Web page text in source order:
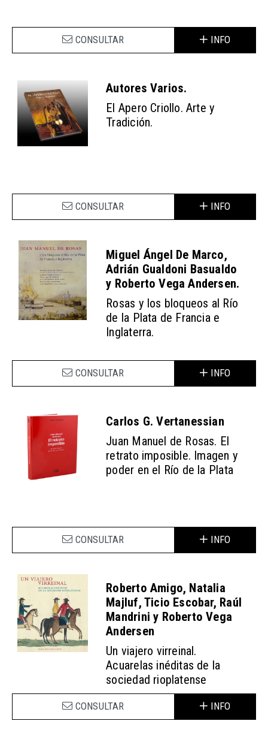
CONSULTAR INFO
Autores Varios.
El Apero Criollo. Arte y
Tradición.
CONSULTAR INFO
Miguel Ángel De Marco,
Adrián Gualdoni Basualdo
y Roberto Vega Andersen.
Rosas y los bloqueos al Río
de la Plata de Francia e
Inglaterra.
CONSULTAR INFO
Carlos G. Vertanessian
Juan Manuel de Rosas. El
retrato imposible. Imagen y
poder en el Río de la Plata
CONSULTAR INFO
Roberto Amigo, Natalia
Majluf, Ticio Escobar, Raúl
Mandrini y Roberto Vega
Andersen
Un viajero virreinal.
Acuarelas inéditas de la
sociedad rioplatense
CONSULTAR INFO